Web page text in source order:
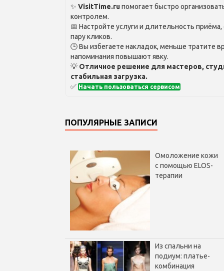
✨ VisitTime.ruпомогает быстро
контролем.
📅 Настройте услуги и длительность
пару кликов.
🕒 Вы избегаете накладок, меньше тратите
напоминания повышают явку.
💡 Отличное решение для мастеров,
стабильная загрузка.
✅ Начать пользоваться сервисом
ПОПУЛЯРНЫЕ ЗАПИСИ
Омоложение кожи
с помощью ELOS-
терапии
Из спальни на
подиум: платье-
комбинация